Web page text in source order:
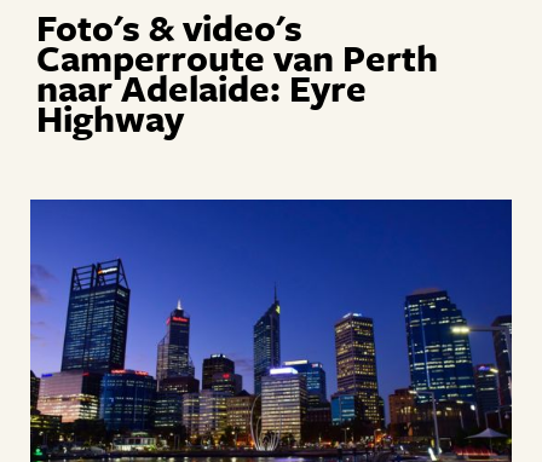
Foto's & video's
Camperroute van Perth
naar Adelaide: Eyre
Highway